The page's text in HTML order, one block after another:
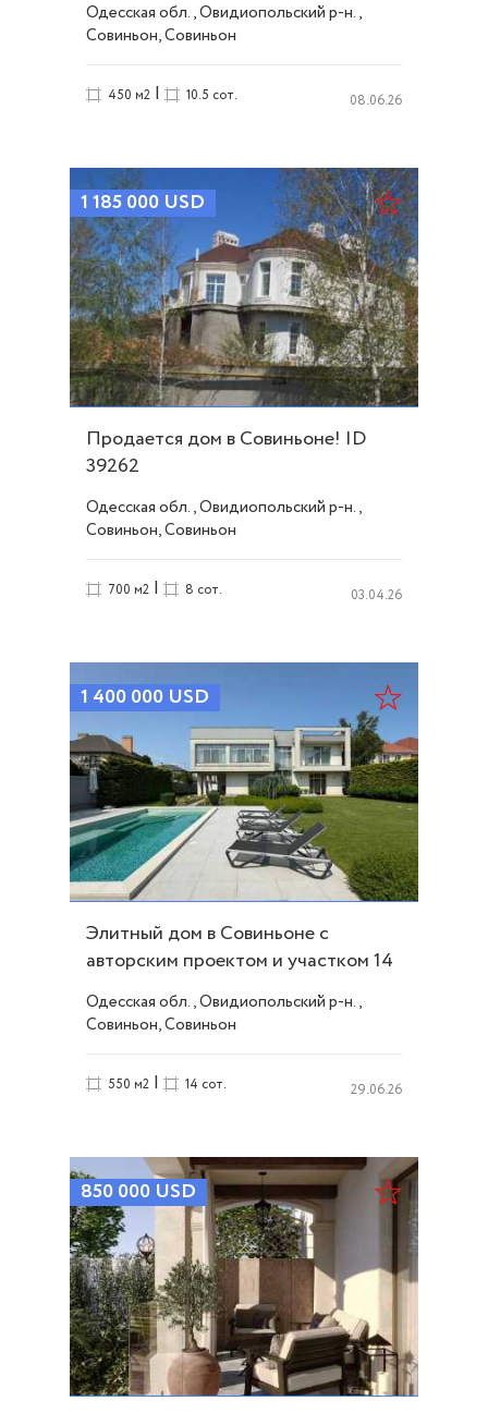
Одесская обл., Овидиопольский р-н.,
Совиньон, Совиньон
450 м2 | 10.5 сот. 08.06.26
1 185 000 USD
Продается дом в Совиньоне! ID
39262
Одесская обл., Овидиопольский р-н.,
Совиньон, Совиньон
700 м2 | 8 сот. 03.04.26
1 400 000 USD
Элитный дом в Совиньоне с
авторским проектом и участком 14
соток ID 53610
Одесская обл., Овидиопольский р-н.,
Совиньон, Совиньон
550 м2 | 14 сот. 29.06.26
850 000 USD